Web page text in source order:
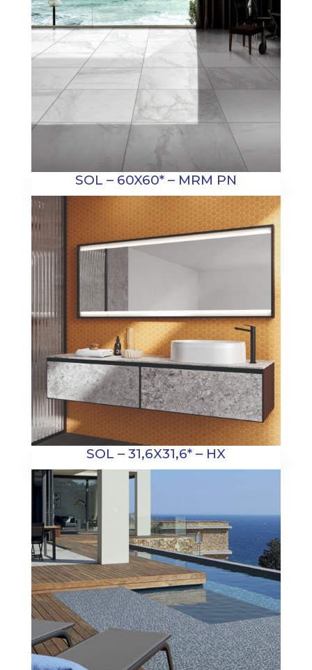
SOL – 60X60* – MRM PN
SOL – 31,6X31,6* – HX